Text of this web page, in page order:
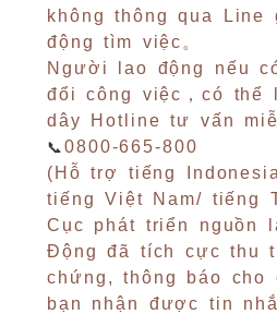
không thông qua
động tìm việc。
Người lao động nếu
đổi công việc，có thể
dây Hotline tư vấn
📞0800-665-800
(Hỗ trợ tiếng
tiếng Việt Nam/ tiếng
Cục phát triển nguồn
Động đã tích cực thu
chứng, thông báo cho
bạn nhận được tin